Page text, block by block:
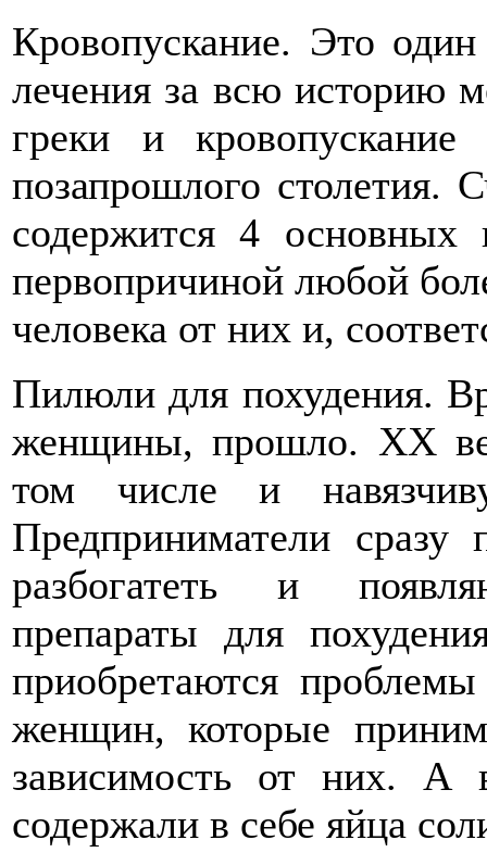
Кровопускание. Это
лечения за всю историю
греки и
позапрошлого столетия.
содержится 4 основных
первопричиной любой
человека от них и,
Пилюли для похудения.
женщины, прошло. ХХ
том числе и
Предприниматели
разбогатеть и
препараты для
приобретаются
женщин, которые
зависимость от них. А
содержали в себе яйца